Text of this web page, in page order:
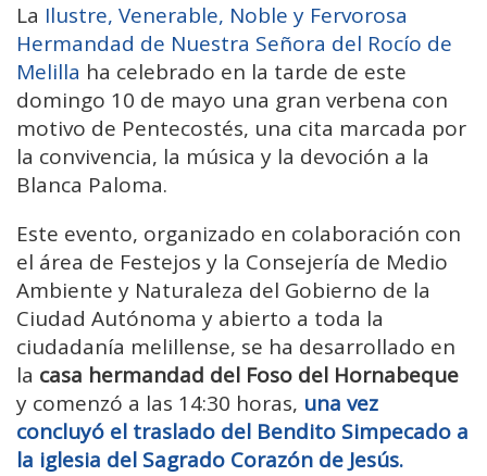
La Ilustre, Venerable, Noble y Fervorosa
Hermandad de Nuestra Señora del Rocío de
Melilla ha celebrado en la tarde de este
domingo 10 de mayo una gran verbena con
motivo de Pentecostés, una cita marcada por
la convivencia, la música y la devoción a la
Blanca Paloma.
Este evento, organizado en colaboración con
el área de Festejos y la Consejería de Medio
Ambiente y Naturaleza del Gobierno de la
Ciudad Autónoma y abierto a toda la
ciudadanía melillense, se ha desarrollado en
la casa hermandad del Foso del Hornabeque
y comenzó a las 14:30 horas, una vez
concluyó el traslado del Bendito Simpecado a
la iglesia del Sagrado Corazón de Jesús.